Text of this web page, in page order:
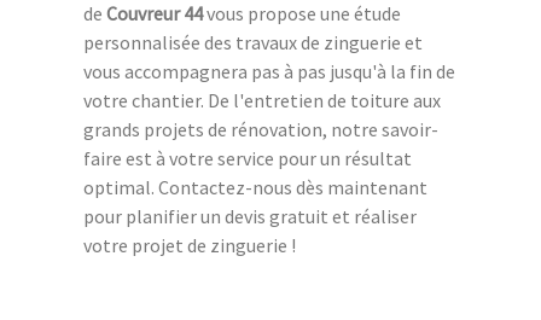
de Couvreur 44vous propose une étude
personnalisée des travaux de zinguerie et
vous accompagnera pas à pas jusqu'à la fin de
votre chantier. De l'entretien de toiture aux
grands projets de rénovation, notre savoir-
faire est à votre service pour un résultat
optimal. Contactez-nous dès maintenant
pour planifier un devis gratuit et réaliser
votre projet de zinguerie !